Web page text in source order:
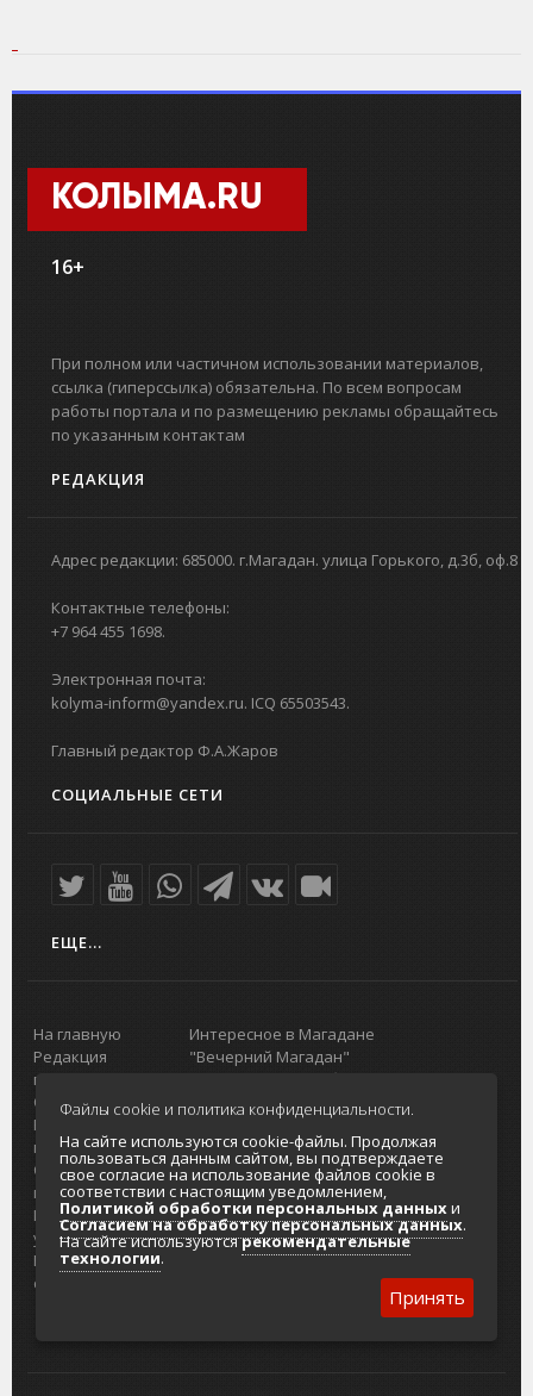
КОЛЫМА.RU
16+
При полном или частичном использовании материалов,
ссылка (гиперссылка) обязательна. По всем вопросам
работы портала и по размещению рекламы обращайтесь
по указанным контактам
РЕДАКЦИЯ
Адрес редакции: 685000. г.Магадан. улица Горького, д.3б, оф.8
Контактные телефоны:
+7 964 455 1698.
Электронная почта:
kolyma-inform@yandex.ru. ICQ 65503543.
Главный редактор Ф.А.Жаров
СОЦИАЛЬНЫЕ СЕТИ
ЕЩЕ...
На главную
Редакция
портала
О проекте
Реклама на
портале
Отзывы и
предложения
Интернет-
услуги
Разработка
сайтов
Интересное в Магадане
"Вечерний Магадан"
Городская доска объявлений
Реклама
Главный туристический портал
Колымы
Политика в отношении обработки
персональных данных
Согласие на обработку персональных
данных
Файлы cookie и политика конфиденциальности.
На сайте используются cookie-файлы. Продолжая
пользоваться данным сайтом, вы подтверждаете
свое согласие на использование файлов cookie в
соответствии с настоящим уведомлением,
Политикой обработки персональных данныхи
Согласием на обработку персональных данных.
На сайте используютсярекомендательные
технологии.
Принять